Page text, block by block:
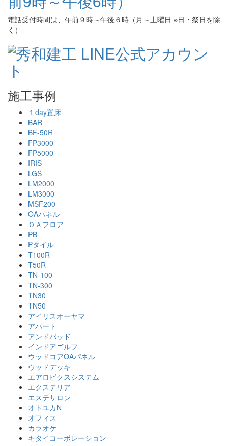
電話受付時間は、午前９時～午後６時（月～土曜日 ※日・祭日を除
く）
施工事例
１day置床
BAR
BF-50R
FP3000
FP5000
IRIS
LGS
LM2000
LM3000
MSF200
OAパネル
ＯＡフロア
PB
Pタイル
T100R
T50R
TN-100
TN-300
TN30
TN50
アイリスオーヤマ
アパート
アンドパッド
インドアゴルフ
ウッドコアOAパネル
ウッドデッキ
エアロビクスシステム
エクステリア
エステサロン
オトユカN
オフィス
カラオケ
キタイコーポレーション